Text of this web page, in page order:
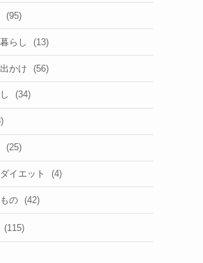
(95)
らし (13)
かけ (56)
(34)
(25)
イエット (4)
の (42)
(115)